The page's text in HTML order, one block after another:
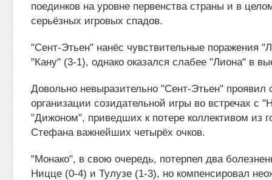
поединков на уровне первенства страны и в
серьёзных игровых спадов.
"Сент-Этьен" нанёс чувствительные поражения
"Кану" (3-1), однако оказался слабее "Лиона" в
Довольно невыразительно "Сент-Этьен" проявил
организации созидательной игры во встречах с
"Дижоном", приведших к потере коллективом из
Стефана важнейших четырёх очков.
"Монако", в свою очередь, потерпел два
Ницце (0-4) и Тулузе (1-3), но компенсировал